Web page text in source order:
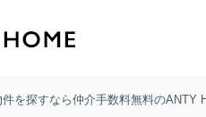
を探すなら仲介手数料無料のANTY